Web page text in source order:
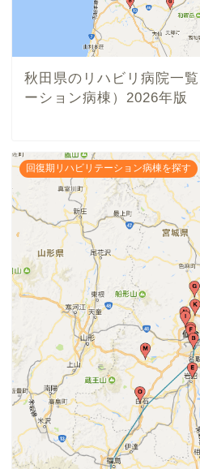
秋田県のリハビリ病院一
ーション病棟）2026年版
回復期リハビリテーション病棟を探す